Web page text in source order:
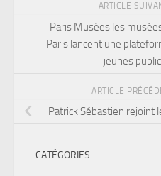
ARTICLE
Paris Musées les
Paris lancent une
jeunes
ARTICLE
Patrick Sébastien rejoint
CATÉGORIES